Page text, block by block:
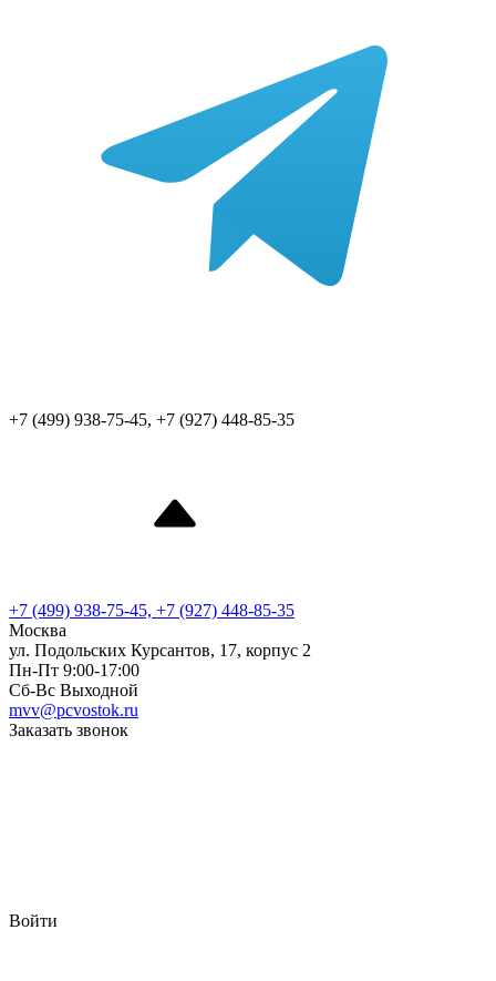
+7 (499) 938-75-45, +7 (927) 448-85-35
+7 (499) 938-75-45, +7 (927) 448-85-35
Москва
ул. Подольских Курсантов, 17, корпус 2
Пн-Пт 9:00-17:00
Сб-Вс Выходной
mvv@pcvostok.ru
Заказать звонок
Войти